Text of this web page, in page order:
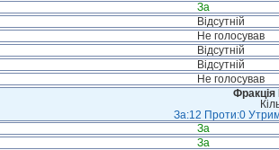
За
Відсутній
Не голосував
Відсутній
Відсутній
Не голосував
За:12 Проти:0
За
За